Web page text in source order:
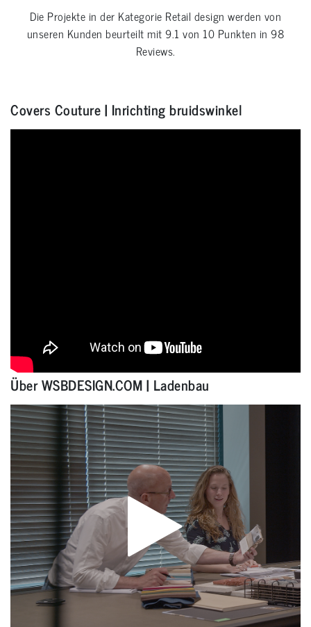
Die Projekte in der Kategorie Retail design werden von
unseren Kunden beurteilt mit9.1 von 10 Punkten in98
Reviews.
Covers Couture | Inrichting bruidswinkel
Über WSBDESIGN.COM | Ladenbau